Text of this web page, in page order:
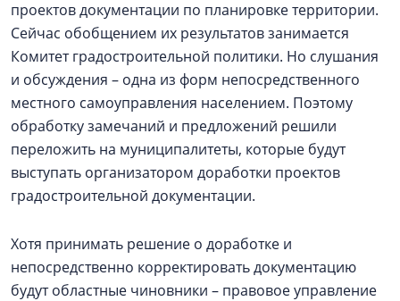
проектов документации по планировке территории.
Сейчас обобщением их результатов занимается
Комитет градостроительной политики. Но слушания
и обсуждения – одна из форм непосредственного
местного самоуправления населением. Поэтому
обработку замечаний и предложений решили
переложить на муниципалитеты, которые будут
выступать организатором доработки проектов
градостроительной документации.
Хотя принимать решение о доработке и
непосредственно корректировать документацию
будут областные чиновники – правовое управление